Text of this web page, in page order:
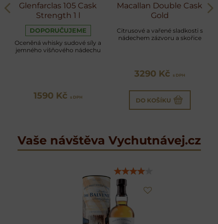
Glenfarclas 105 Cask
Strength 1 l
DOPORUČUJEME
Oceněná whisky sudové síly a
jemného višňového nádechu
1590 Kč s DPH
Macallan Double Cask
Gold
Citrusové a vařené sladkosti s
nádechem zázvoru a skořice
3290 Kč s DPH
DO KOŠÍKU
Vaše návštěva Vychutnávej.cz